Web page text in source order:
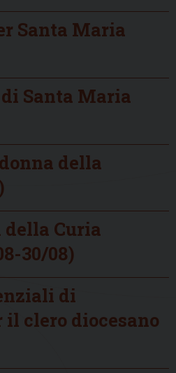
Santa Maria
Santa Maria
della
Curia
30/08)
di
clero diocesano